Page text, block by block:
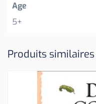
Age
5+
Produits similaires